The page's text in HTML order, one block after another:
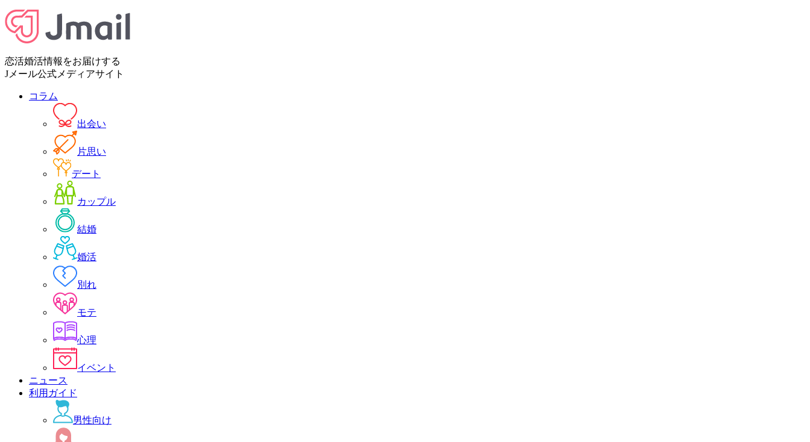
恋活婚活情報をお届けする
Jメール公式メディアサイト
コラム
出会い
片思い
デート
カップル
結婚
婚活
別れ
モテ
心理
イベント
ニュース
利用ガイド
男性向け